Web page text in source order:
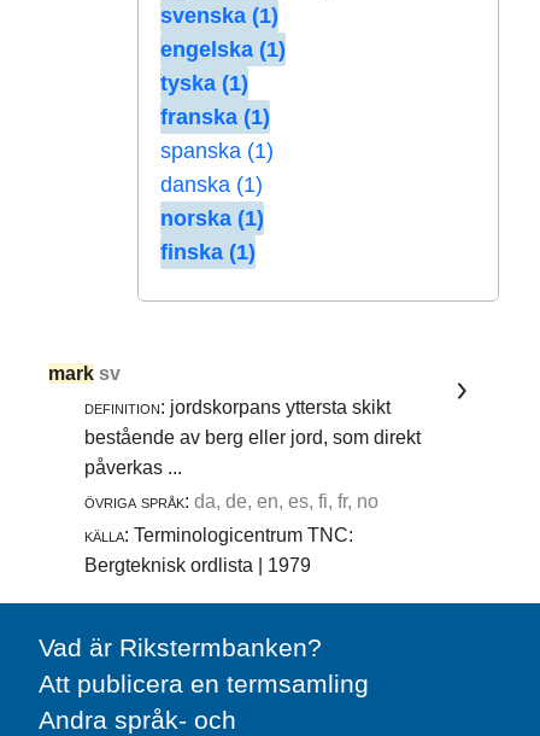
svenska (1)
engelska (1)
tyska (1)
franska (1)
spanska (1)
danska (1)
norska (1)
finska (1)
mark sv
definition: jordskorpans yttersta skikt
bestående av berg eller jord, som direkt
påverkas ...
övriga språk: da, de, en, es, fi, fr, no
källa: Terminologicentrum TNC:
Bergteknisk ordlista | 1979
Vad är Rikstermbanken?
Att publicera en termsamling
Andra språk- och